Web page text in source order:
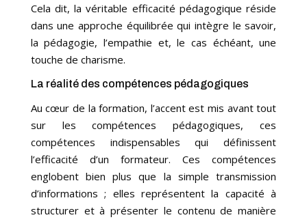
Cela dit, la véritable efficacité pédagogique réside
dans une approche équilibrée qui intègre le savoir,
la pédagogie, l’empathie et, le cas échéant, une
touche de charisme.
La réalité des compétences pédagogiques
Au cœur de la formation, l’accent est mis avant tout
sur les compétences pédagogiques, ces
compétences indispensables qui définissent
l’efficacité d’un formateur. Ces compétences
englobent bien plus que la simple transmission
d’informations ; elles représentent la capacité à
structurer et à présenter le contenu de manière